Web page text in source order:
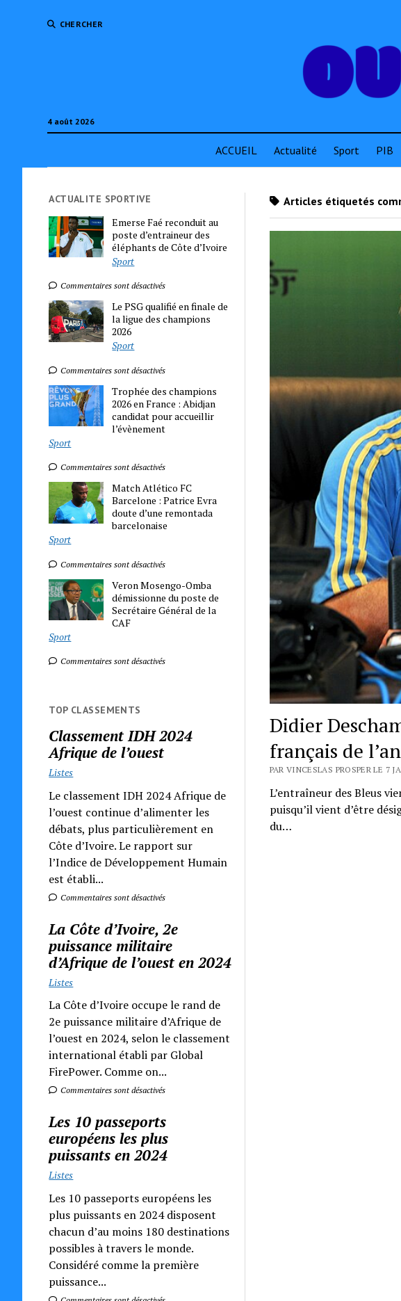
CHERCHER
4 août 2026
ACCUEIL Actualité Sport PIB
ACTUALITE SPORTIVE
Emerse Faé reconduit au
poste d’entraineur des
éléphants de Côte d’Ivoire
Sport
Commentaires sont désactivés
Le PSG qualifié en finale de
la ligue des champions
2026
Sport
Commentaires sont désactivés
Trophée des champions
2026 en France : Abidjan
candidat pour accueillir
l’évènement
Sport
Commentaires sont désactivés
Match Atlético FC
Barcelone : Patrice Evra
doute d’une remontada
barcelonaise
Sport
Commentaires sont désactivés
Veron Mosengo-Omba
démissionne du poste de
Secrétaire Général de la
CAF
Sport
Commentaires sont désactivés
TOP CLASSEMENTS
Classement IDH 2024
Afrique de l’ouest
Listes
Le classement IDH 2024 Afrique de
l’ouest continue d’alimenter les
débats, plus particulièrement en
Côte d’Ivoire. Le rapport sur
l’Indice de Développement Humain
est établi...
Commentaires sont désactivés
La Côte d’Ivoire, 2e
puissance militaire
d’Afrique de l’ouest en 2024
Listes
La Côte d’Ivoire occupe le rand de
2e puissance militaire d’Afrique de
l’ouest en 2024, selon le classement
international établi par Global
FirePower. Comme on...
Commentaires sont désactivés
Les 10 passeports
européens les plus
puissants en 2024
Listes
Les 10 passeports européens les
plus puissants en 2024 disposent
chacun d’au moins 180 destinations
possibles à travers le monde.
Considéré comme la première
puissance...
Articles étiquetés
Didier
français de
PAR VINCESLAS PROSPER LE 7
L’entraîneur des Bleus
puisqu’il vient d’être
du…